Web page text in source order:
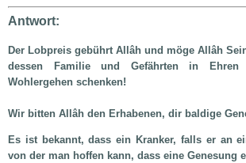
Antwort:
Der Lobpreis gebührt Allâh und möge Allâh
dessen Familie und Gefährten in
Wohlergehen schenken!
Wir bitten Allâh den Erhabenen, dir baldige
Es ist bekannt, dass ein Kranker, falls er an
von der man hoffen kann, dass eine Genesung